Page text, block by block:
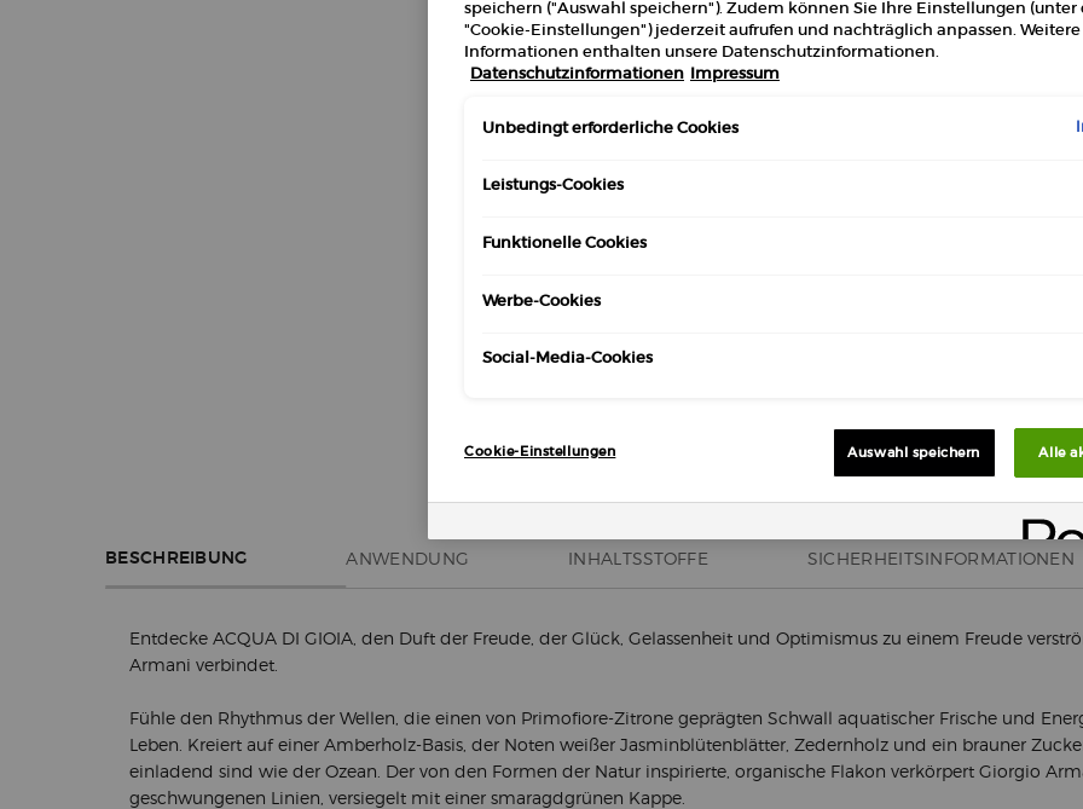
−
Menge
BESCHREIBUNG ANWENDUNG INHALTSSTOFFE SICHERHEITSINFORMATIONEN
Entdecke ACQUA DI GIOIA, den Duft der Freude, der Glück, Gelassenheit und Optimismus zu einem Freude
Armani verbindet.
Fühle den Rhythmus der Wellen, die einen von Primofiore-Zitrone geprägten Schwall aquatischer Frische und
Leben. Kreiert auf einer Amberholz-Basis, der Noten weißer Jasminblütenblätter, Zedernholz und ein brauner
einladend sind wie der Ozean. Der von den Formen der Natur inspirierte, organische Flakon verkörpert Giorgio
geschwungenen Linien, versiegelt mit einer smaragdgrünen Kappe.
speichern ("Auswahl speichern"). Zudem können Sie Ihre Einstellungen (unter
"Cookie-Einstellungen") jederzeit aufrufen und nachträglich anpassen. Weitere
Informationen enthalten unsere Datenschutzinformationen.
Datenschutzinformationen Impressum
Unbedingt erforderliche Cookies
Leistungs-Cookies
Funktionelle Cookies
Werbe-Cookies
Social-Media-Cookies
Cookie-Einstellungen Auswahl speichern Alle